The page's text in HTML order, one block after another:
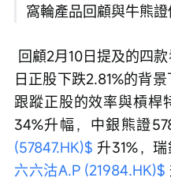
窩輪產品回顧與牛熊
日正股下跌2.81%的背
跟蹤正股的效率與槓桿
34%升幅，中銀熊證
(57847.HK)$ 升31%，
六六沽A.P (21984.HK)$